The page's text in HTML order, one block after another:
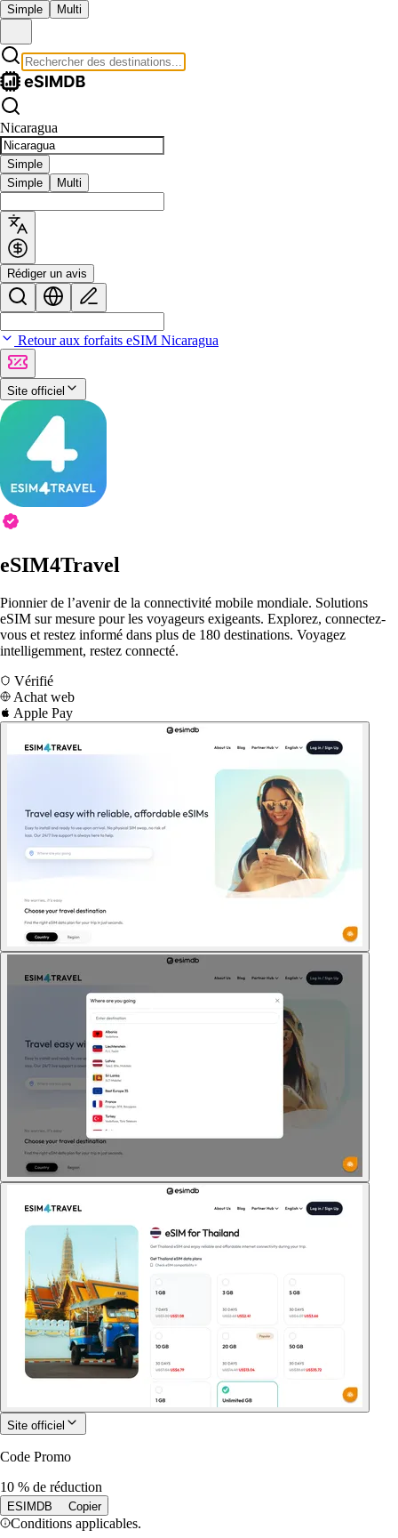
Simple Multi
Nicaragua
Simple
Simple
Multi
Rédiger un avis
Retour aux forfaits eSIM Nicaragua
Site officiel
eSIM4Travel
Pionnier de l’avenir de la connectivité mobile mondiale. Solutions
eSIM sur mesure pour les voyageurs exigeants. Explorez, connectez-
vous et restez informé dans plus de 180 destinations. Voyagez
intelligemment, restez connecté.
Vérifié
Achat web
Apple Pay
Site officiel
Code Promo
10 % de réduction
ESIMDB Copier
Conditions applicables.